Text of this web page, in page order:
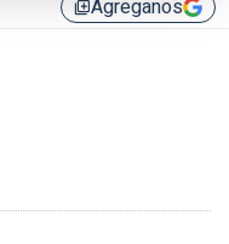
library_addAgreganos